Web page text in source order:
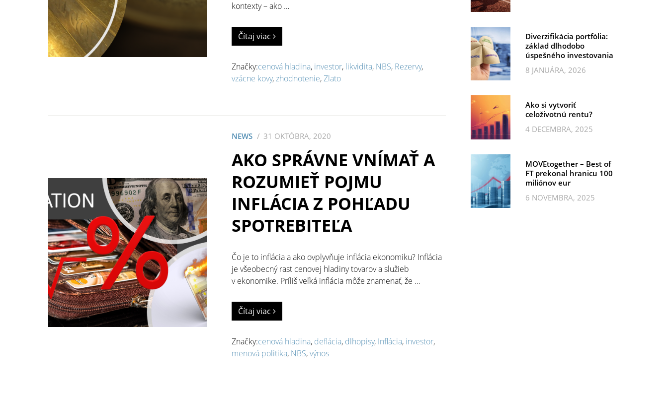
kontexty – ako …
Čítaj viac
Značky:cenová hladina, investor, likvidita, NBS, Rezervy,
vzácne kovy,zhodnotenie,Zlato
NEWS 31 OKTÓBRA, 2020
AKO SPRÁVNE VNÍMAŤ A
ROZUMIEŤ POJMU
INFLÁCIA Z POHĽADU
SPOTREBITEĽA
Čo je to inflácia a ako ovplyvňuje inflácia ekonomiku? Inflácia
je všeobecný rast cenovej hladiny tovarov a služieb
v ekonomike. Príliš veľká inflácia môže znamenať, že …
Čítaj viac
Značky:cenová hladina, deflácia, dlhopisy, Inflácia, investor,
menová politika, NBS,výnos
Diverzifikácia portfólia:
základ dlhodobo
úspešného investovania
8 JANUÁRA, 2026
Ako si vytvoriť
celoživotnú rentu?
4 DECEMBRA, 2025
MOVEtogether – Best of
FT prekonal hranicu 100
miliónov eur
6 NOVEMBRA, 2025